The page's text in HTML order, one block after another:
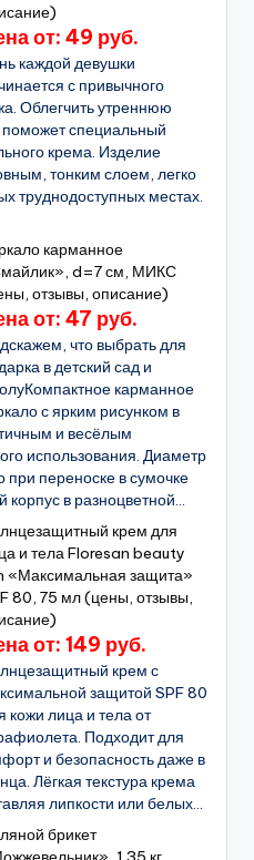
от: 49 руб.
каждой девушки
с привычного
Облегчить утреннюю
поможет специальный
крема. Изделие
тонким слоем, легко
труднодоступных местах.
карманное
d=7 см, МИКС
отзывы, описание)
от: 47 руб.
что выбрать для
в детский сад и
карманное
с ярким рисунком в
и весёлым
использования. Диаметр
при переноске в сумочке
в разноцветной...
крем для
и тела Floresan beauty
«Максимальная защита»
80, 75 мл (цены, отзывы,
от: 149 руб.
крем с
защитой SPF 80
лица и тела от
Подходит для
и безопасность даже в
Лёгкая текстура крема
липкости или белых...
брикет